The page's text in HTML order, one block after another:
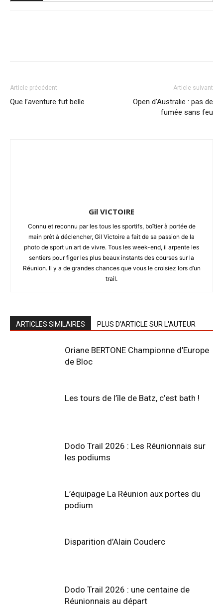
Trail de Saint-André_19 janvier2020
Trail de Saint-André_19 janvier2020
Trail de Saint-André_19 janvier2020
Article précédent
Que l’aventure fut belle
Article suivant
Open d’Australie : pas de
fumée sans feu
Gil VICTOIRE
Connu et reconnu par les tous les sportifs, boîtier à portée de
main prêt à déclencher, Gil Victoire a fait de sa passion de la
photo de sport un art de vivre. Tous les week-end, il arpente les
sentiers pour figer les plus beaux instants des courses sur la
Réunion. Il y a de grandes chances que vous le croisiez lors d’un
trail.
ARTICLES SIMILAIRES PLUS D'ARTICLE SUR L'AUTEUR
Oriane BERTONE Championne d’Europe
de Bloc
Les tours de l’île de Batz, c’est bath !
Dodo Trail 2026 : Les Réunionnais sur
les podiums
L’équipage La Réunion aux portes du
podium
Disparition d’Alain Couderc
Dodo Trail 2026 : une centaine de
Réunionnais au départ